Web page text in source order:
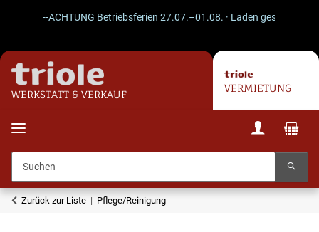
--ACHTUNG Betriebsferien 27.07.–01.08. · Laden geschlossen
WERKSTATT & VERKAUF
VERMIETUNG
Zurück zur Liste Pflege/Reinigung